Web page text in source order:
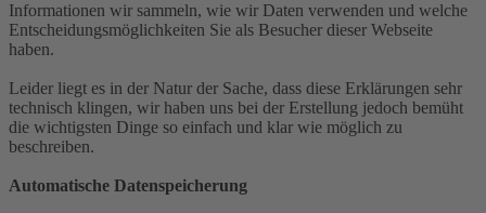
Informationen wir sammeln, wie wir Daten verwenden und welche
Entscheidungsmöglichkeiten Sie als Besucher dieser Webseite
haben.
Leider liegt es in der Natur der Sache, dass diese Erklärungen sehr
technisch klingen, wir haben uns bei der Erstellung jedoch bemüht
die wichtigsten Dinge so einfach und klar wie möglich zu
beschreiben.
Automatische Datenspeicherung